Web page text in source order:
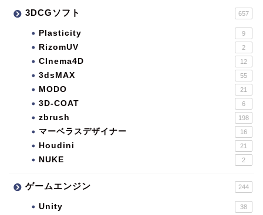
3DCGソフト 657
Plasticity 9
RizomUV 2
CInema4D 12
3dsMAX 55
MODO 21
3D-COAT 6
zbrush 198
マーベラスデザイナー 16
Houdini 21
NUKE 2
ゲームエンジン 244
Unity 38